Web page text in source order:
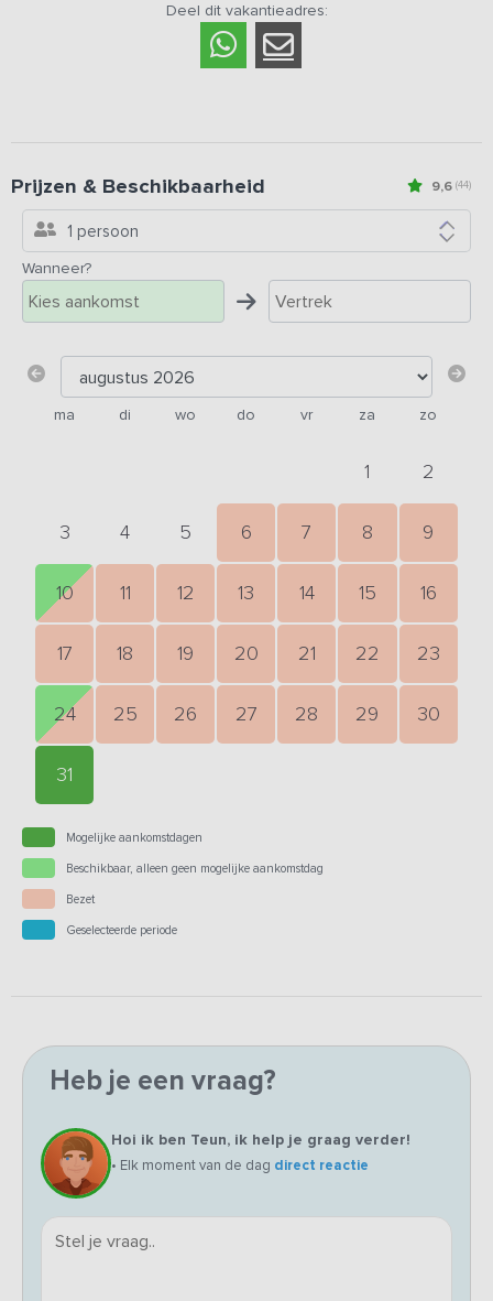
Deel dit vakantieadres:
9,6 (44)
Prijzen & Beschikbaarheid
1 persoon
Wanneer?
ma di wo do vr za zo
1 2
3 4 5 6 7 8 9
10 11 12 13 14 15 16
17 18 19 20 21 22 23
24 25 26 27 28 29 30
31
Mogelijke aankomstdagen
Beschikbaar, alleen geen mogelijke aankomstdag
Bezet
Geselecteerde periode
Heb je een vraag?
Hoi ik ben Teun, ik help je graag verder!
• Elk moment van de dag direct reactie